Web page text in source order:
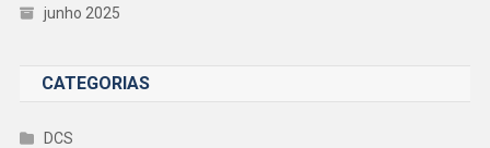
junho 2025
CATEGORIAS
DCS